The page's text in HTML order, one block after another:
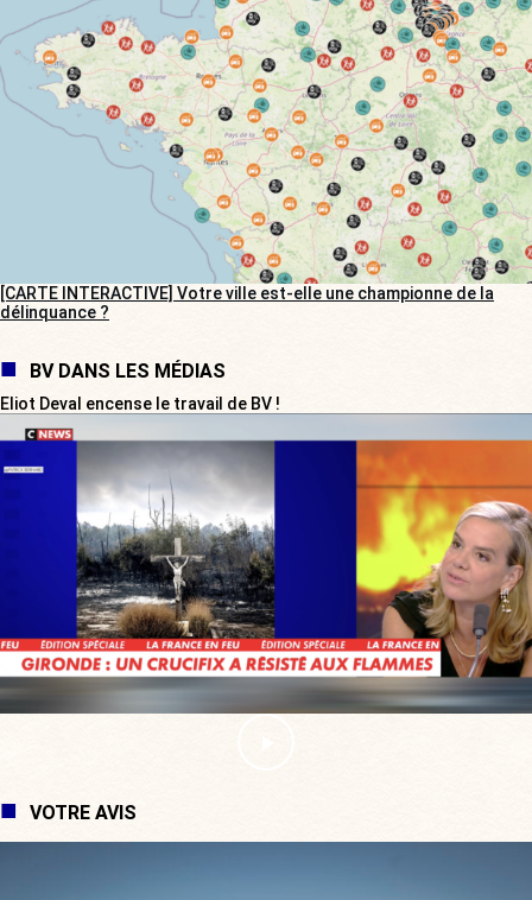
[CARTE INTERACTIVE] Votre ville est-elle une championne de la
délinquance ?
BV DANS LES MÉDIAS
Eliot Deval encense le travail de BV !
VOTRE AVIS